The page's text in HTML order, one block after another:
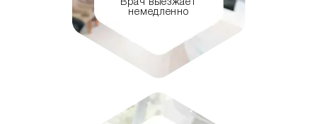
Врач выезжает
немедленно